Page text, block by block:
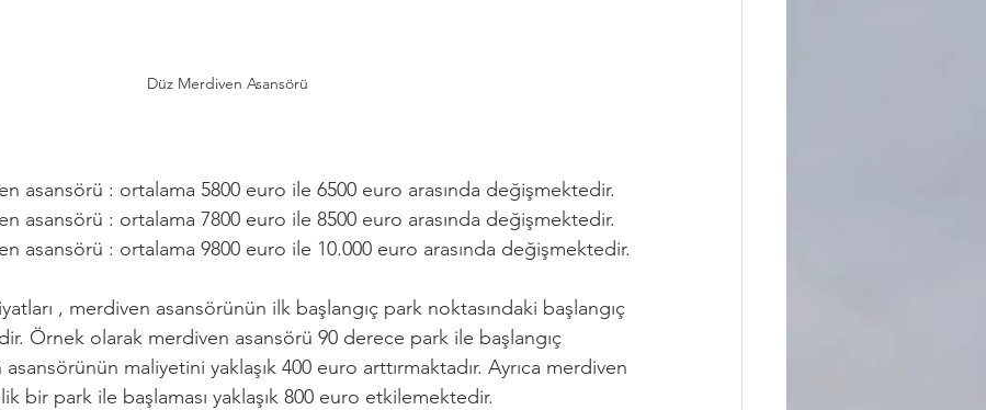
Düz Merdiven Asansörü
asansörü : ortalama 5800 euro ile 6500 euro arasında değişmektedir.
asansörü : ortalama 7800 euro ile 8500 euro arasında değişmektedir.
asansörü : ortalama 9800 euro ile 10.000 euro arasında değişmektedir.
, merdiven asansörünün ilk başlangıç park noktasındaki başlangıç
Örnek olarak merdiven asansörü 90 derece park ile başlangıç
maliyetini yaklaşık 400 euro arttırmaktadır. Ayrıca merdiven
bir park ile başlaması yaklaşık 800 euro etkilemektedir.